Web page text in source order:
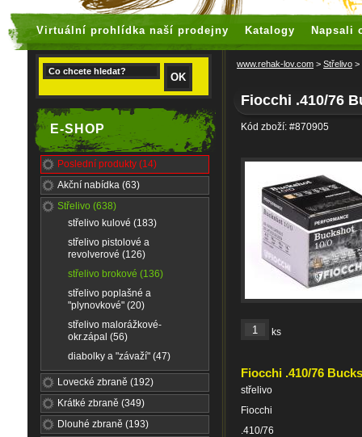
Virtuální prohlídka naší prodejny Katalogy Napsali
E-SHOP
Poslední produkty (14)
Akční nabídka (63)
Střelivo (638)
střelivo kulové (183)
střelivo pistolové a
revolverové (126)
střelivo brokové (136)
střelivo poplašné a
"plynovkové" (20)
střelivo malorážkové-
okr.zápal (56)
diabolky a "závaží" (47)
Lovecké zbraně (192)
Krátké zbraně (349)
Dlouhé zbraně (193)
www.rehak-lov.com > Střelivo >
Fiocchi .410/76
Kód zboží: #870905
ks
Fiocchi .410/76
střelivo
Fiocchi
.410/76